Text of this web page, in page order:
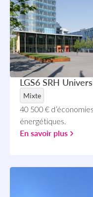
LGS6 SRH
Mixte
40 500 €
énergétiques.
En savoir plus